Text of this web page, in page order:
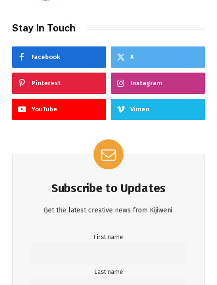
Stay In Touch
Facebook X
Pinterest Instagram
YouTube Vimeo
Subscribe to Updates
Get the latest creative news from Kijiweni.
First name
Last name